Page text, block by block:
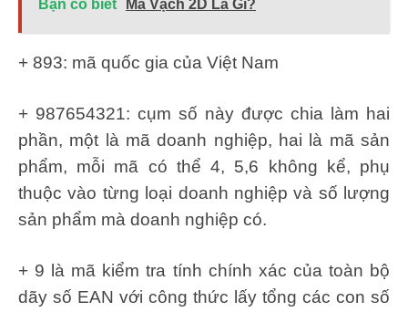
Bạn có biết Mã Vạch 2D Là Gì?
+ 893: mã quốc gia của Việt Nam
+ 987654321: cụm số này được chia làm hai
phần, một là mã doanh nghiệp, hai là mã sản
phẩm, mỗi mã có thể 4, 5,6 không kể, phụ
thuộc vào từng loại doanh nghiệp và số lượng
sản phẩm mà doanh nghiệp có.
+ 9 là mã kiểm tra tính chính xác của toàn bộ
dãy số EAN với công thức lấy tổng các con số